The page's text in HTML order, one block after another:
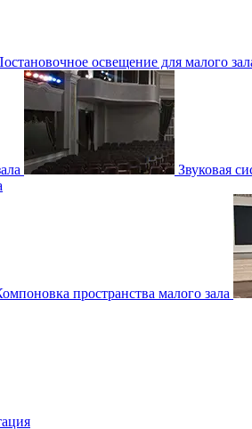
освещение для малого
Звуковая
пространства малого зала